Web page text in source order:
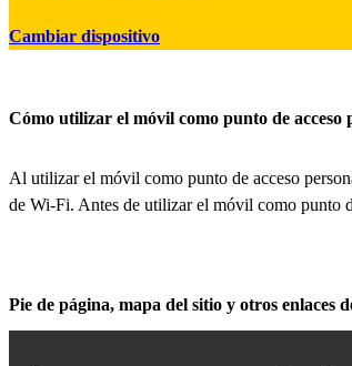
Cambiar dispositivo
Cómo utilizar el móvil como punto de acceso
Al utilizar el móvil como punto de acceso
de Wi-Fi. Antes de utilizar el móvil como punto
Pie de página, mapa del sitio y otros enlaces